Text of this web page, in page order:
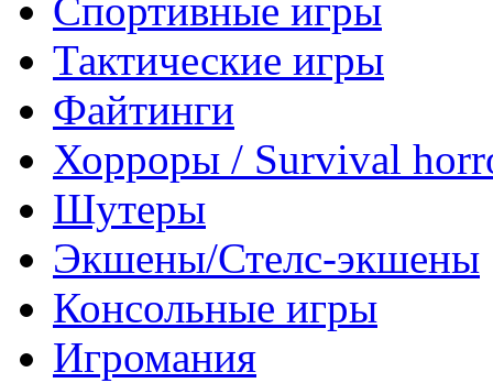
Спортивные игры
Тактические игры
Файтинги
Хорроры / Survival
Шутеры
Экшены/Стелс-экшены
Консольные игры
Игромания